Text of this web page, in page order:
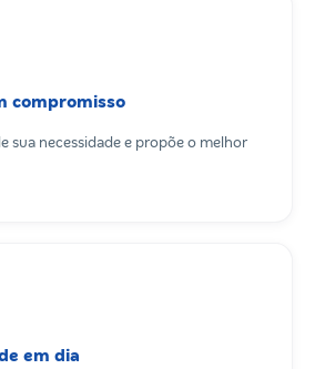
compromisso
sua necessidade e propõe o melhor
em dia